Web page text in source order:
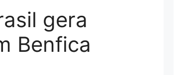
gera
Benfica